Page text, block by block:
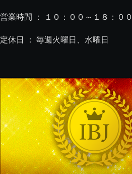
営業時間 ： １０：００～１８：００
定休日 ： 毎週火曜日、水曜日